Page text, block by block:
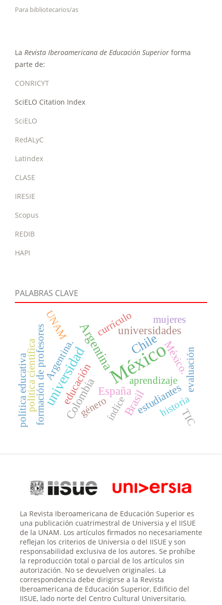
Para bibliotecarios/as
La Revista Iberoamericana de Educación Superior forma
parte de:
CONRICYT
SciELO Citation Index
SciELO
RedALyC
Latindex
CLASE
IRESIE
Scopus
REDIB
HAPI
PALABRAS CLAVE
México
universidadArgentina Chile
ColombiaEspaña
universidades
Brasil
educación estudiantes
México.
género
evaluación
formación de profesoresArgentina. aprendizaje
historia
índice TIC
currículo
política científica
política educativa
mujeres
UNAM
La Revista Iberoamericana de Educación Superior es
una publicación cuatrimestral de Universia y el IISUE
de la UNAM. Los artículos firmados no necesariamente
reflejan los criterios de Universia o del IISUE y son
responsabilidad exclusiva de los autores. Se prohíbe
la reproducción total o parcial de los artículos sin
autorización. No se devuelven originales. La
correspondencia debe dirigirse a la Revista
Iberoamericana de Educación Superior, Edificio del
IISUE, lado norte del Centro Cultural Universitario,